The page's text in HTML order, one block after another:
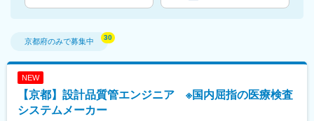
京都府のみで募集中
NEW
【京都】設計品質管エンジニア ※国内屈指の医療検査
システムメーカー